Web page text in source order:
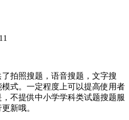
拍照搜题，语音搜题，文字搜
式。一定程度上可以提高使用者
不提供中小学学科类试题搜题服
新哦。